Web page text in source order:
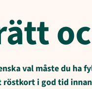
val måste du ha
i god tid